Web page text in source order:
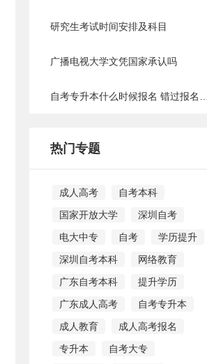
研究生考试时间安排及科目
广播电视大学文凭国家承认吗
热门专题
成人高考
自考本科
国家开放大学
深圳自考
电大中专
自考
学历提升
深圳自考本科
网络教育
广东自考本科
提升学历
广东成人高考
自考专升本
成人教育
成人高考报名
专升本
自考大专